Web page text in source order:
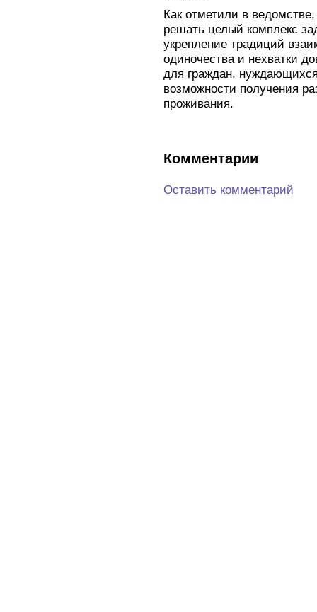
Как отметили в ведомстве,
решать целый комплекс
укрепление традиций
одиночества и нехватки
для граждан,
возможности получения
проживания.
Комментарии
Оставить комментарий